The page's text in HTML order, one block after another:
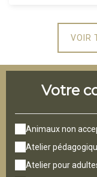
VOIR
Votre
Animaux non
Atelier
Atelier pour